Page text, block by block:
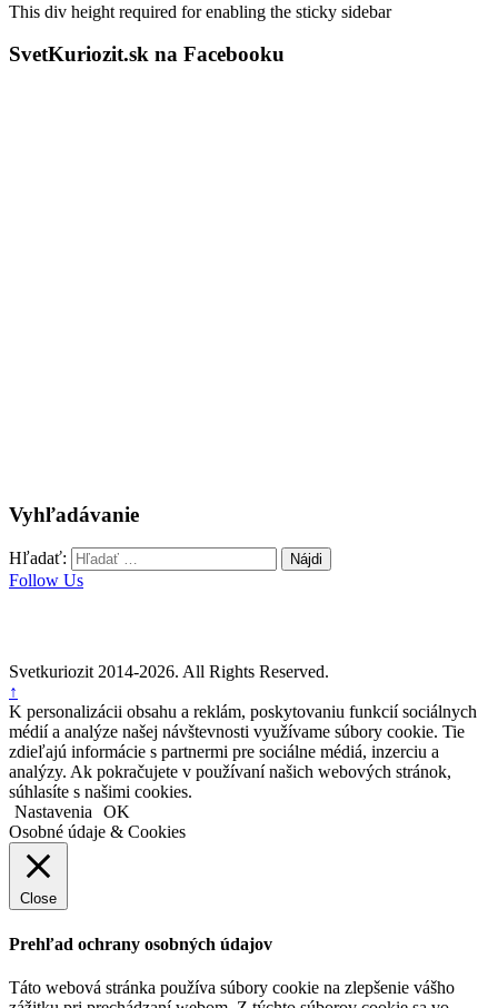
This div height required for enabling the sticky sidebar
SvetKuriozit.sk na Facebooku
Vyhľadávanie
Hľadať:
Follow Us
Svetkuriozit 2014-2026. All Rights Reserved.
↑
K personalizácii obsahu a reklám, poskytovaniu funkcií sociálnych
médií a analýze našej návštevnosti využívame súbory cookie. Tie
zdieľajú informácie s partnermi pre sociálne médiá, inzerciu a
analýzy. Ak pokračujete v používaní našich webových stránok,
súhlasíte s našimi cookies.
Nastavenia
OK
Osobné údaje & Cookies
Close
Prehľad ochrany osobných údajov
Táto webová stránka používa súbory cookie na zlepšenie vášho